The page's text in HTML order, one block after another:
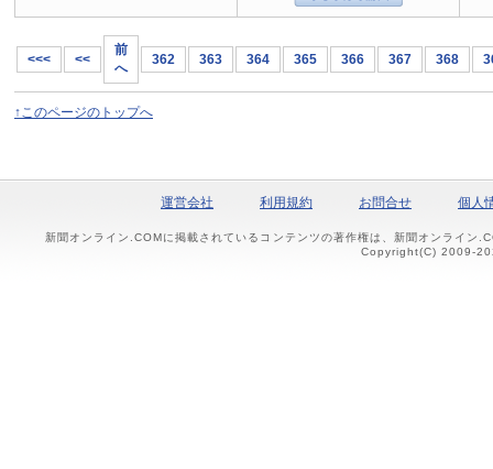
<<< <<
前
へ
362 363 364 365 366 367 368
↑このページのトップへ
運営会社 利用規約 お問合せ 個人
新聞オンライン.COMに掲載されているコンテンツの著作権は、新聞オンライン
Copyright(C) 2009-